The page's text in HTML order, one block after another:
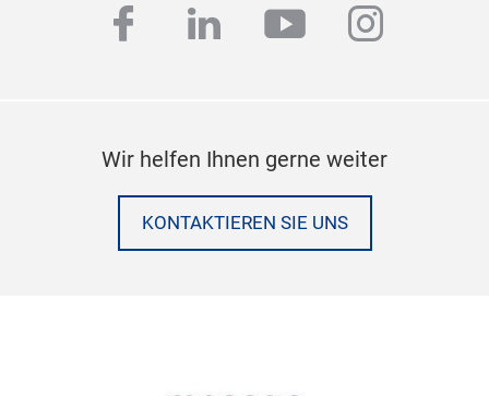
facebook
linkedinyoutube
Wir helfen Ihnen gerne weiter
KONTAKTIEREN SIE UNS